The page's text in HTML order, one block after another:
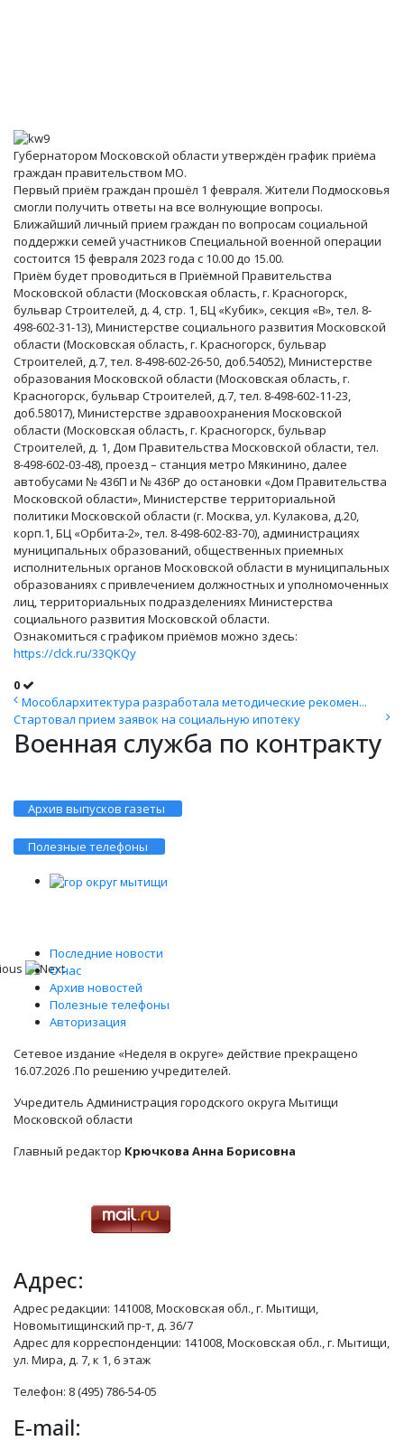
Губернатором Московской области утверждён график приёма
граждан правительством МО.
Первый приём граждан прошёл 1 февраля. Жители Подмосковья
смогли получить ответы на все волнующие вопросы.
Ближайший личный прием граждан по вопросам социальной
поддержки семей участников Специальной военной операции
состоится 15 февраля 2023 года с 10.00 до 15.00.
Приём будет проводиться в Приёмной Правительства
Московской области (Московская область, г. Красногорск,
бульвар Строителей, д. 4, стр. 1, БЦ «Кубик», секция «В», тел. 8-
498-602-31-13), Министерстве социального развития Московской
области (Московская область, г. Красногорск, бульвар
Строителей, д.7, тел. 8-498-602-26-50, доб.54052), Министерстве
образования Московской области (Московская область, г.
Красногорск, бульвар Строителей, д.7, тел. 8-498-602-11-23,
доб.58017), Министерстве здравоохранения Московской
области (Московская область, г. Красногорск, бульвар
Строителей, д. 1, Дом Правительства Московской области, тел.
8-498-602-03-48), проезд – станция метро Мякинино, далее
автобусами № 436П и № 436Р до остановки «Дом Правительства
Московской области», Министерстве территориальной
политики Московской области (г. Москва, ул. Кулакова, д.20,
корп.1, БЦ «Орбита-2», тел. 8-498-602-83-70), администрациях
муниципальных образований, общественных приемных
исполнительных органов Московской области в муниципальных
образованиях с привлечением должностных и уполномоченных
лиц, территориальных подразделениях Министерства
социального развития Московской области.
Ознакомиться с графиком приёмов можно здесь:
https://clck.ru/33QKQy
0
Мособлархитектура разработала методические рекомен...
Стартовал прием заявок на социальную ипотеку
Военная служба по контракту
Архив выпусков газеты
Полезные телефоны
Последние новости
О нас
Архив новостей
Полезные телефоны
Авторизация
Сетевое издание «Неделя в округе» действие прекращено
16.07.2026 .По решению учредителей.
Учредитель Администрация городского округа Мытищи
Московской области
Главный редактор Крючкова Анна Борисовна
Адрес:
Адрес редакции: 141008, Московская обл., г. Мытищи,
Новомытищинский пр-т, д. 36/7
Адрес для корреспонденции: 141008, Московская обл., г. Мытищи,
ул. Мира, д. 7, к 1, 6 этаж
Телефон: 8 (495) 786-54-05
E-mail: